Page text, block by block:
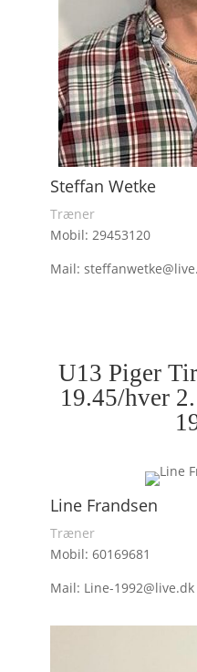
Steffan Wetke
Træner
Mobil: 29453120
Mail:
U13 Piger
19.45/hver
Line Frandsen
Træner
Mobil: 60169681
Mail: Line-1992@live.dk